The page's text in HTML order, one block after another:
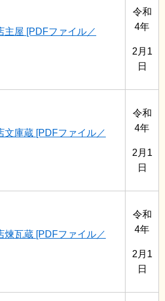
主屋 [PDFファイル／
令和
4年
2月1
日
文庫蔵 [PDFファイル／
令和
4年
2月1
日
煉瓦蔵 [PDFファイル／
令和
4年
2月1
日